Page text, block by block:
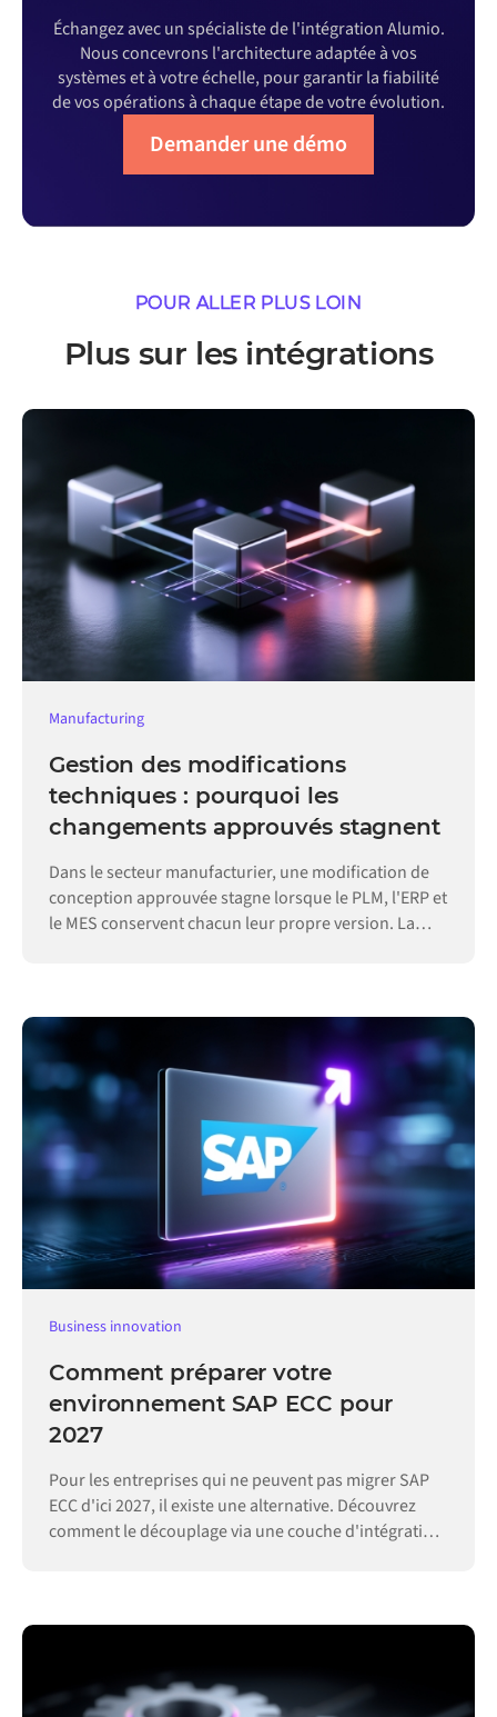
Échangez avec un spécialiste de l'intégration Alumio.
Nous concevrons l'architecture adaptée à vos
systèmes et à votre échelle, pour garantir la fiabilité
de vos opérations à chaque étape de votre évolution.
Demander une démo
POUR ALLER PLUS LOIN
Plus sur les intégrations
Manufacturing
Gestion des modifications
techniques : pourquoi les
changements approuvés stagnent
Dans le secteur manufacturier, une modification de
conception approuvée stagne lorsque le PLM, l'ERP et
le MES conservent chacun leur propre version. La
Business innovation
Comment préparer votre
environnement SAP ECC pour
2027
Pour les entreprises qui ne peuvent pas migrer SAP
ECC d'ici 2027, il existe une alternative. Découvrez
comment le découplage via une couche d'intégration